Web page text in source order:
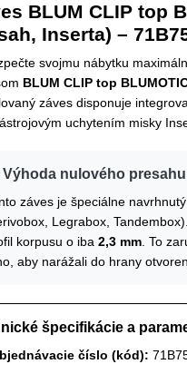
BLUM CLIP top
Inserta) –
svojmu nábytku
BLUM CLIP top
záves disponuje
uchytením misky
Výhoda nulového
záves je špeciálne
Legrabox,
korpusu o iba 2,3 mm . To
aby narážali do hrany
špecifikácie a
číslo (kód):